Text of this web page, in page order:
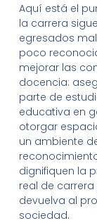
Aquí está el
la carrera
egresados
poco
mejorar las
docencia:
parte de
educativa en
otorgar
un ambiente
dignifiquen la
real de
devuelva al
sociedad.